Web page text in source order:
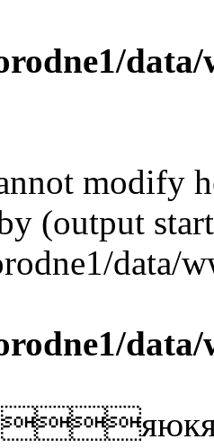
modify
(output
data/